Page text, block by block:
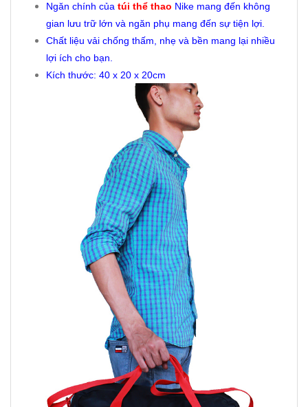
Ngăn chính của túi thể thao Nike mang đến không
gian lưu trữ lớn và ngăn phụ mang đến sự tiện lợi.
Chất liệu vải chống thấm, nhẹ và bền mang lại nhiều
lợi ích cho bạn.
Kích thước: 40 x 20 x 20cm